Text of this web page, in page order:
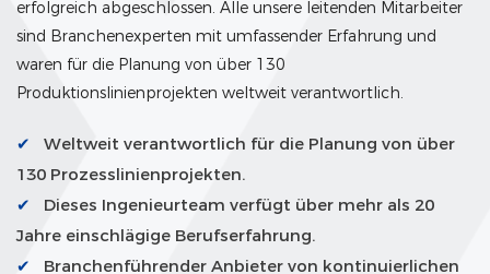
erfolgreich abgeschlossen. Alle unsere leitenden Mitarbeiter
sind Branchenexperten mit umfassender Erfahrung und
waren für die Planung von über 130
Produktionslinienprojekten weltweit verantwortlich.
✔
Weltweit verantwortlich für die Planung von über
130 Prozesslinienprojekten.
✔
Dieses Ingenieurteam verfügt über mehr als 20
Jahre einschlägige Berufserfahrung.
✔
Branchenführender Anbieter von kontinuierlichen